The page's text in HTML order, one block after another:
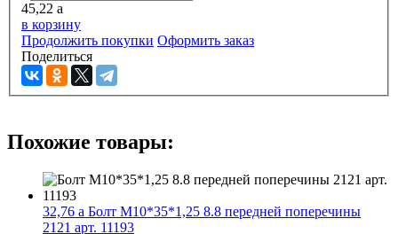
45,22 a
в корзину
Продолжить покупки Оформить заказ
Поделиться
Похожие товары:
32,76 a Болт М10*35*1,25 8.8 передней поперечины
2121 арт. 11193